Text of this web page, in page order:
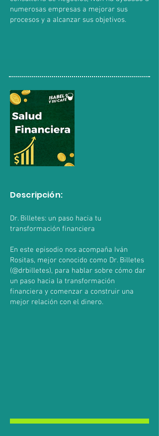
numerosas empresas a mejorar sus
procesos y a alcanzar sus objetivos.
Descripción:
Dr. Billetes: un paso hacia tu
transformación financiera
En este episodio nos acompaña Iván
Rositas, mejor conocido como Dr. Billetes
(@drbilletes), para hablar sobre cómo dar
un paso hacia la transformación
financiera y comenzar a construir una
mejor relación con el dinero.